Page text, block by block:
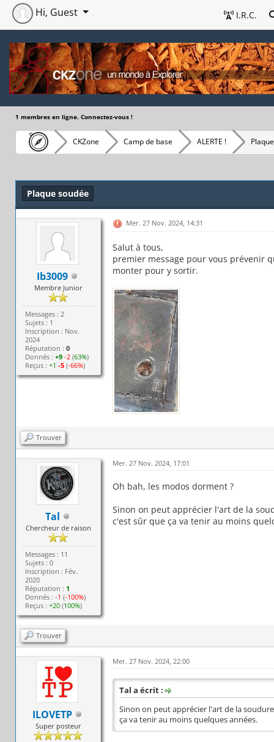
I.R.C.
Hi, Guest
1 membres en ligne. Connectez-vous !
CKZone Camp de base ALERTE !
Plaque soudée
Ib3009
Membre Junior
Messages : 2
Sujets : 1
Inscription : Nov.
2024
Réputation :0
Donnés :+9 -2 (63%)
Reçus :+1 -5 (-66%)
Mer. 27 Nov. 2024, 14:31
Salut à tous,
premier message pour vous prévenir
monter pour y sortir.
Trouver
Tal
Chercheur de raison
Messages : 11
Sujets : 0
Inscription : Fév.
2020
Réputation : 1
Donnés :-1 (-100%)
Reçus :+20 (100%)
Mer. 27 Nov. 2024, 17:01
Oh bah, les modos dorment ?
Sinon on peut apprécier l'art de la
c'est sûr que ça va tenir au moins
Trouver
ILOVETP
Super posteur
Mer. 27 Nov. 2024, 22:00
Tal a écrit :
Sinon on peut apprécier l'art de la
ça va tenir au moins quelques années.